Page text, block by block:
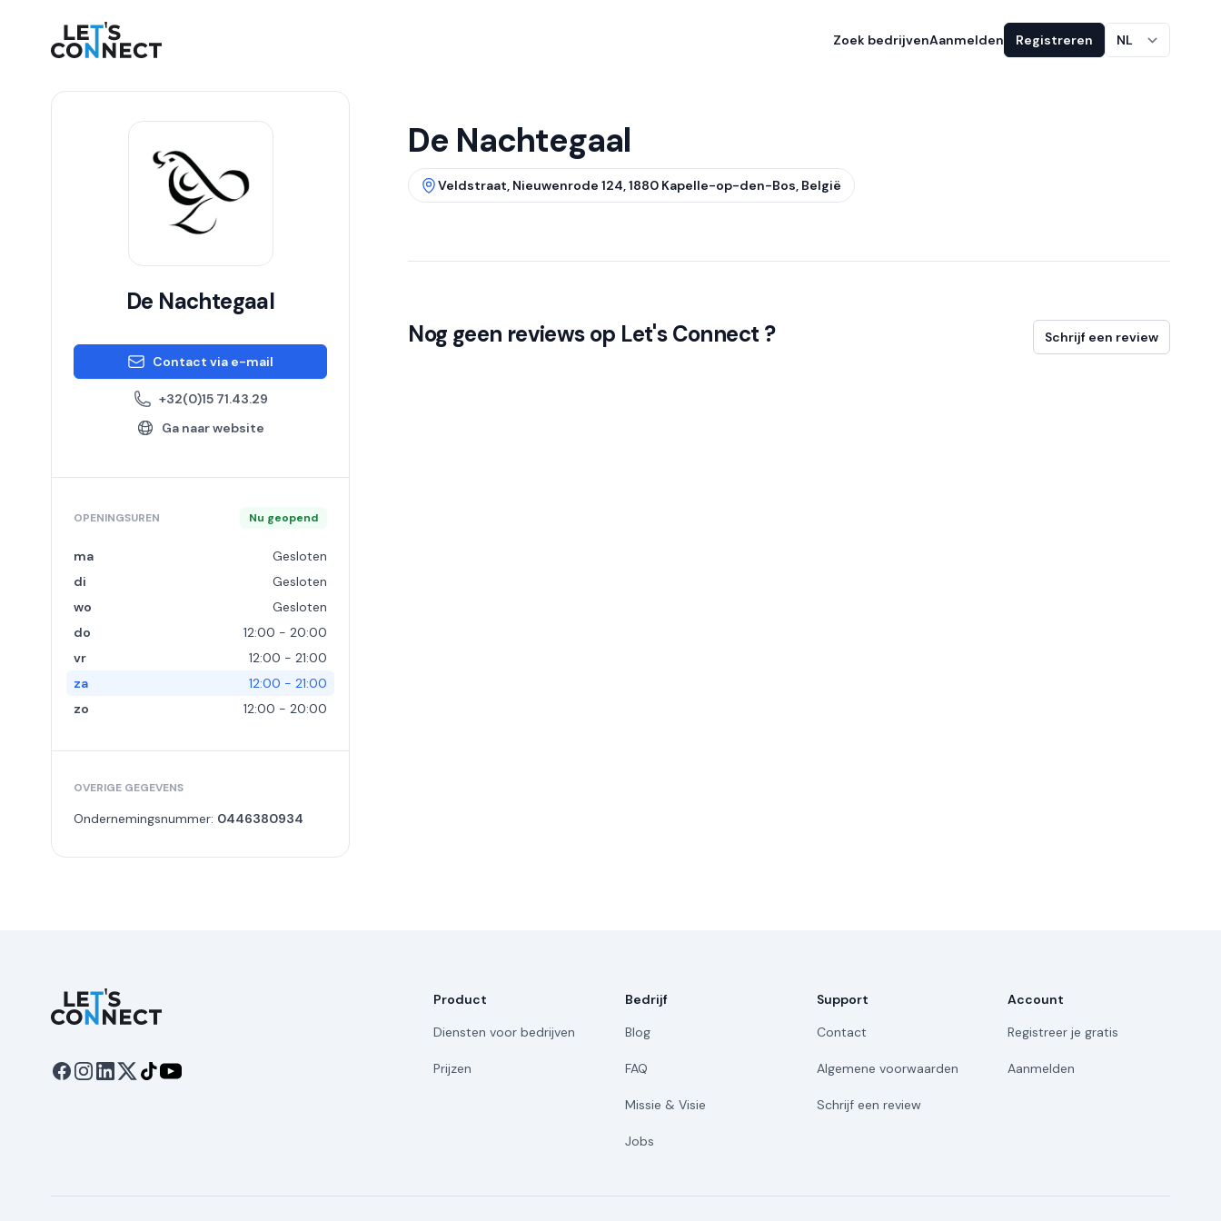
Let's Connect Zoek bedrijvenAanmelden Registreren NL
De Nachtegaal
Contact via e-mail
+32(0)15 71.43.29
Ga naar website
OPENINGSUREN Nu geopend
ma
Gesloten
di
Gesloten
wo
Gesloten
do
12:00 - 20:00
vr
12:00 - 21:00
za
12:00 - 21:00
zo
12:00 - 20:00
OVERIGE GEGEVENS
Ondernemingsnummer: 0446380934
De Nachtegaal
Veldstraat, Nieuwenrode 124, 1880 Kapelle-op-den-Bos, België
Nog geen reviews op Let's Connect ? Schrijf een review
Let's Connect
Product
Diensten voor bedrijven
Prijzen
Bedrijf
Blog
FAQ
Missie & Visie
Jobs
Support
Contact
Algemene voorwaarden
Schrijf een review
Account
Registreer je gratis
Aanmelden